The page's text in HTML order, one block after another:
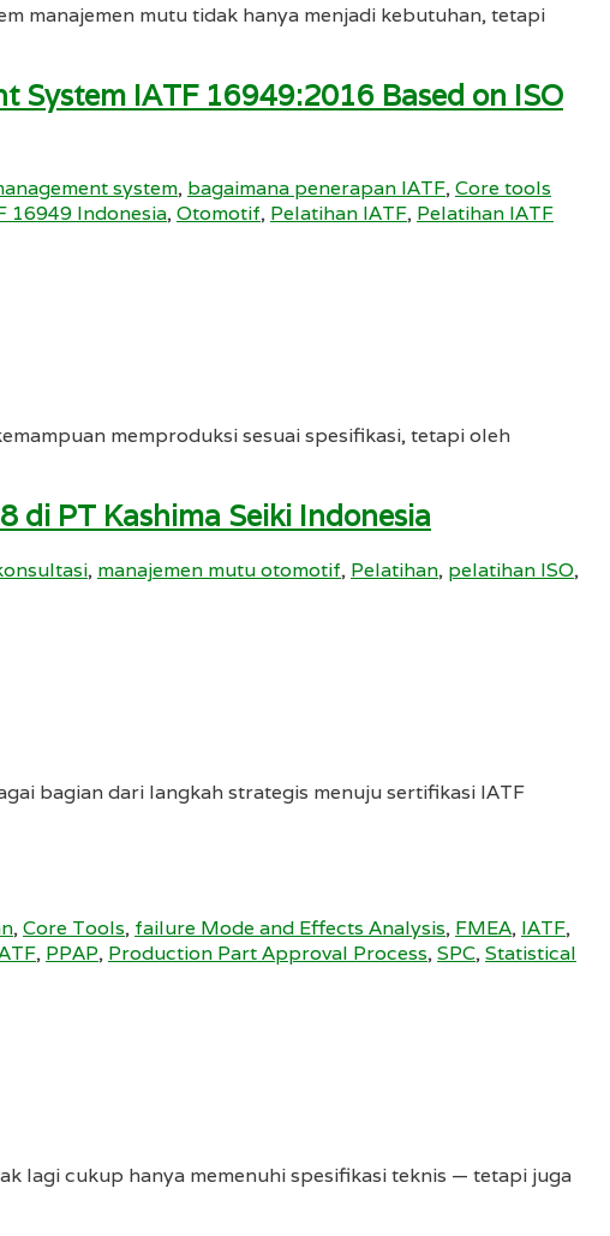
manajemen mutu tidak hanya menjadi kebutuhan, tetapi
IATF 16949:2016 Based on ISO
system, bagaimana penerapan IATF,Core tools
16949 Indonesia,Otomotif, Pelatihan IATF, Pelatihan IATF
memproduksi sesuai spesifikasi, tetapi oleh
PT Kashima Seiki Indonesia
, manajemen mutu otomotif, Pelatihan, pelatihan ISO,
bagian dari langkah strategis menuju sertifikasi IATF
,Core Tools, failure Mode and Effects Analysis, FMEA, IATF,
, PPAP, Production Part Approval Process,SPC,Statistical
lagi cukup hanya memenuhi spesifikasi teknis — tetapi juga